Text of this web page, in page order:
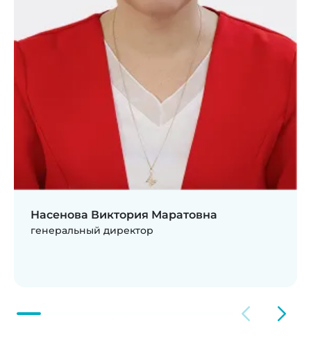
Насенова Виктория Маратовна
генеральный директор